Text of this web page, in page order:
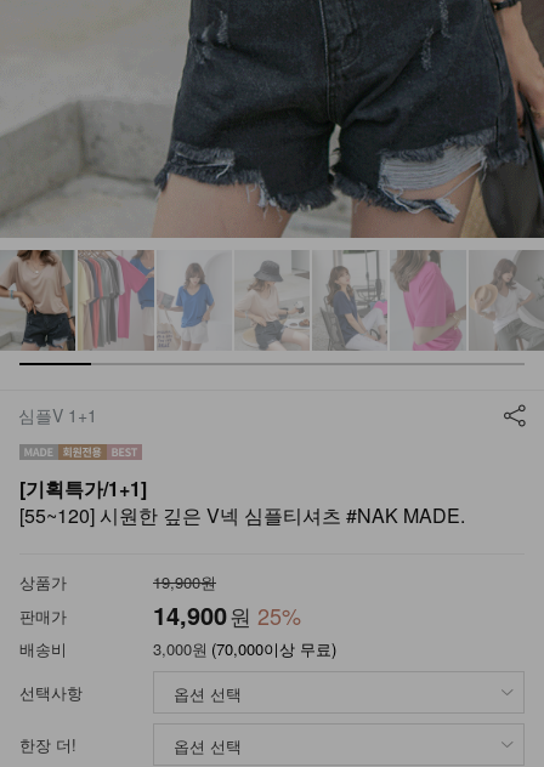
심플V 1+1
[기획특가/1+1]
[55~120] 시원한 깊은 V넥 심플티셔츠 #NAK MADE.
상품가
19,900원
판매가
14,900원 25%
배송비 3,000원 (70,000이상 무료)
선택사항
한장 더!